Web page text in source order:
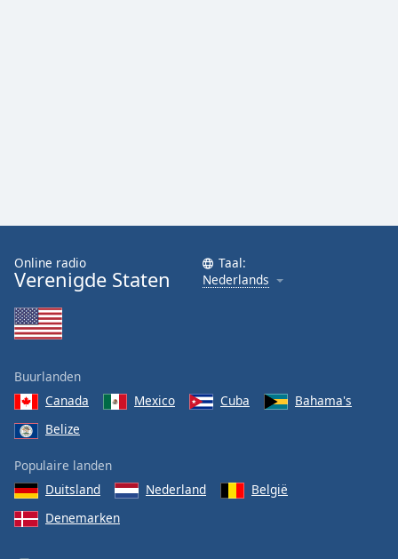
Online radio
Verenigde Staten
Taal:
Nederlands
Buurlanden
Canada
Mexico Cuba
Bahama's
Belize
Populaire landen
Duitsland
Nederland
België
Denemarken